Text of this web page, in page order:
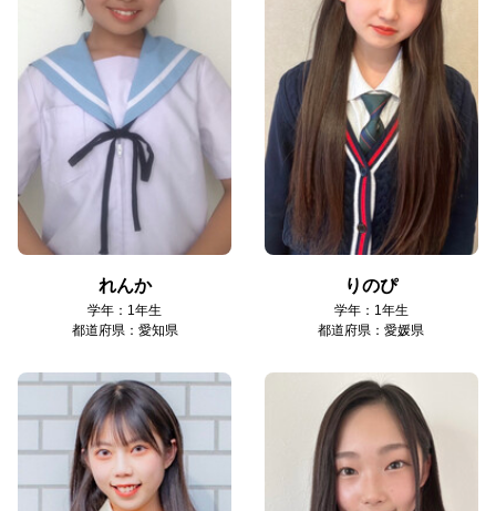
れんか
学年：1年生
都道府県：愛知県
りのぴ
学年：1年生
都道府県：愛媛県